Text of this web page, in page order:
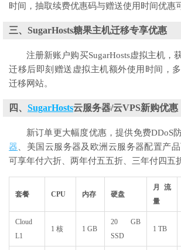
时间，抽取续费优惠码与赠送使用时间优惠
三、SugarHosts糖果主机迁移专享优惠
注册新账户购买SugarHosts虚拟主机，
迁移后即刻赠送虚拟主机额外使用时间，
迁移网站。
四、 SugarHosts云服务器/云VPS新购优惠
新订单更大幅度优惠，提供免费DDoS
器 、美国云服务器及欧洲云服务器配置产
可享年付六折、两年付五五折、三年付四五
套餐 CPU 内存 硬盘
月流
量
Cloud
L1
1 核 1 GB
20 GB
SSD
1 TB